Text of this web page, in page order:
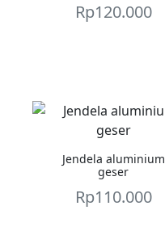
Rp120.000
Jendela aluminium
geser
Rp110.000